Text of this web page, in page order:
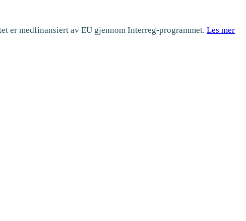
er medfinansiert av EU gjennom Interreg-programmet. Les mer